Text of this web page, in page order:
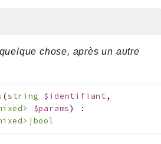
chose, après un autre
(string $identifiant,
$params)
: